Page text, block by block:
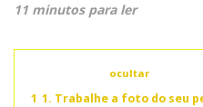
11 minutos para ler
ocultar
1 1. Trabalhe a foto do seu